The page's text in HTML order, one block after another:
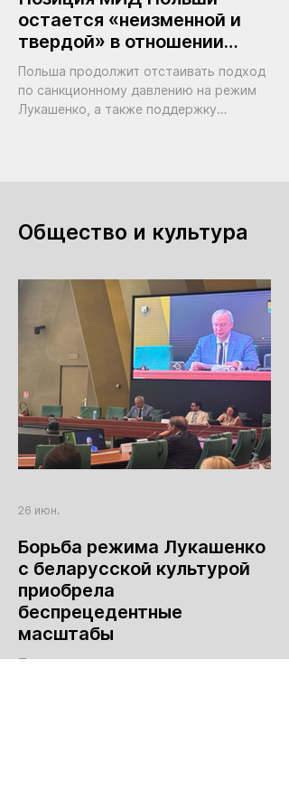
остается «неизменной и
твердой» в отношении
режима Лукашенко
Польша продолжит отстаивать подход
по санкционному давлению на режим
Лукашенко, а также поддержку
Общество и культура
Борьба режима Лукашенко
с беларусской культурой
приобрела
беспрецедентные
масштабы
Тезисы выступления заместителя
26 июн.